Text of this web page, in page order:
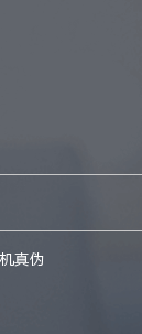
真伪